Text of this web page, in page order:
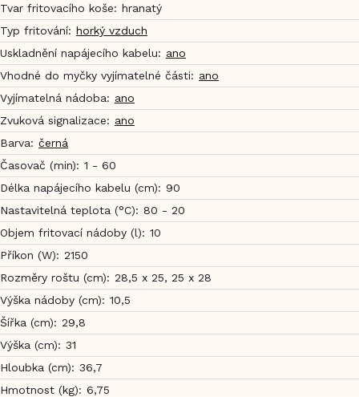
Tvar fritovacího koše: hranatý
Typ fritování: horký vzduch
Uskladnění napájecího kabelu: ano
Vhodné do myčky vyjímatelné části: ano
Vyjímatelná nádoba: ano
Zvuková signalizace: ano
Barva: černá
Časovač (min): 1 - 60
Délka napájecího kabelu (cm): 90
Nastavitelná teplota (°C): 80 - 20
Objem fritovací nádoby (l): 10
Příkon (W): 2150
Rozměry roštu (cm): 28,5 x 25, 25 x 28
Výška nádoby (cm): 10,5
Šířka (cm): 29,8
Výška (cm): 31
Hloubka (cm): 36,7
Hmotnost (kg): 6,75